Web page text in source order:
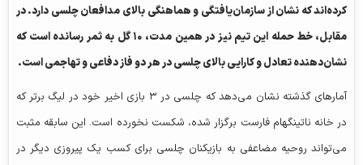
کرده‌اند که نشان از سازمان‌یافتگی و هماهنگی بالای مدافعان چلسی دارد. در
مقابل، خط حمله این تیم نیز در همین مدت، ۱۰گل به ثمر رسانده است که
نشان‌دهنده تعادل و کارایی بالای چلسی در هر دو فاز دفاعی و تهاجمی است.
آمارهای گذشته نشان می‌دهد که چلسی در ۳ بازی اخیر خود در لیگ برتر که
در خانه ناتینگهام فارست برگزار شده، شکست نخورده است. این سابقه مثبت
می‌تواند روحیه مضاعفی به بازیکنان چلسی برای کسب یک پیروزی دیگر در